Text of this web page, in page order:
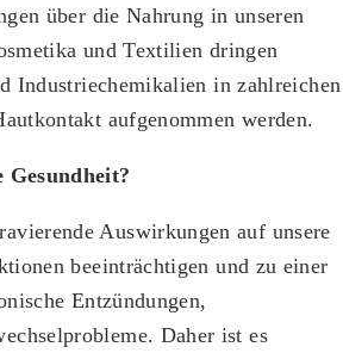
über die Nahrung in unseren
und Textilien dringen
Industriechemikalien in zahlreichen
aufgenommen werden.
Gesundheit?
Auswirkungen auf unsere
beeinträchtigen und zu einer
Entzündungen,
Daher ist es